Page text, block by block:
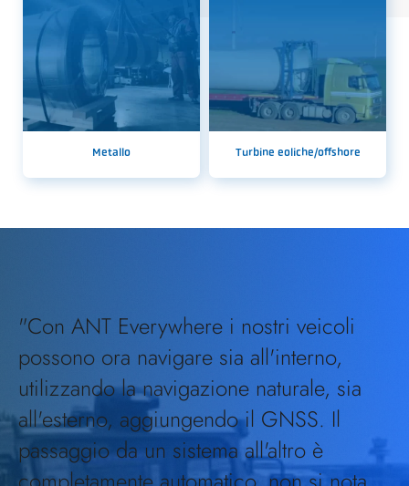
Metallo Turbine eoliche/offshore
"Con ANT Everywhere i nostri veicoli
possono ora navigare sia all'interno,
utilizzando la navigazione naturale, sia
all'esterno, aggiungendo il GNSS. Il
passaggio da un sistema all'altro è